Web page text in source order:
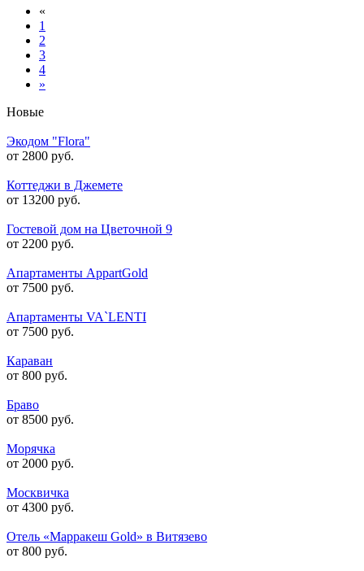
«
1
2
3
4
»
Новые
Экодом "Flora"
от 2800 руб.
Коттеджи в Джемете
от 13200 руб.
Гостевой дом на Цветочной 9
от 2200 руб.
Апартаменты AppartGold
от 7500 руб.
Апартаменты VA`LENTI
от 7500 руб.
Караван
от 800 руб.
Браво
от 8500 руб.
Морячка
от 2000 руб.
Москвичка
от 4300 руб.
Отель «Марракеш Gold» в Витязево
от 800 руб.